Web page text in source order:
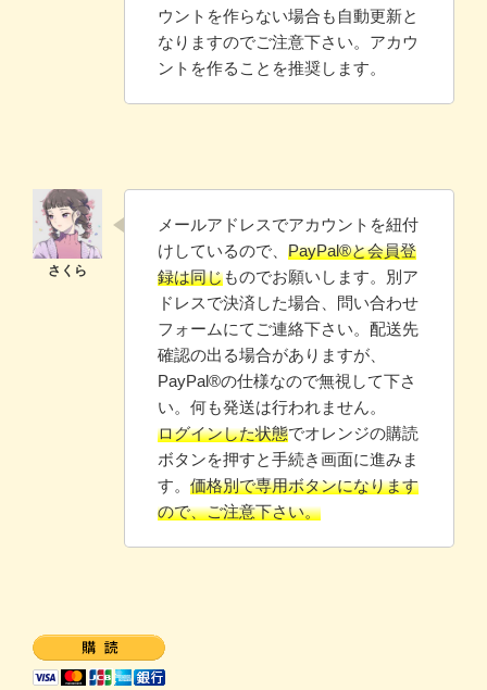
ウントを作らない場合も自動更新と
なりますのでご注意下さい。アカウ
ントを作ることを推奨します。
メールアドレスでアカウントを紐付
けしているので、 PayPal®と会員登
録は同じものでお願いします。別ア
ドレスで決済した場合、問い合わせ
フォームにてご連絡下さい。配送先
確認の出る場合がありますが、
PayPal®️の仕様なので無視して下さ
い。何も発送は行われません。
ログインした状態でオレンジの購読
ボタンを押すと手続き画面に進みま
す。 価格別で専用ボタンになります
ので、ご注意下さい。